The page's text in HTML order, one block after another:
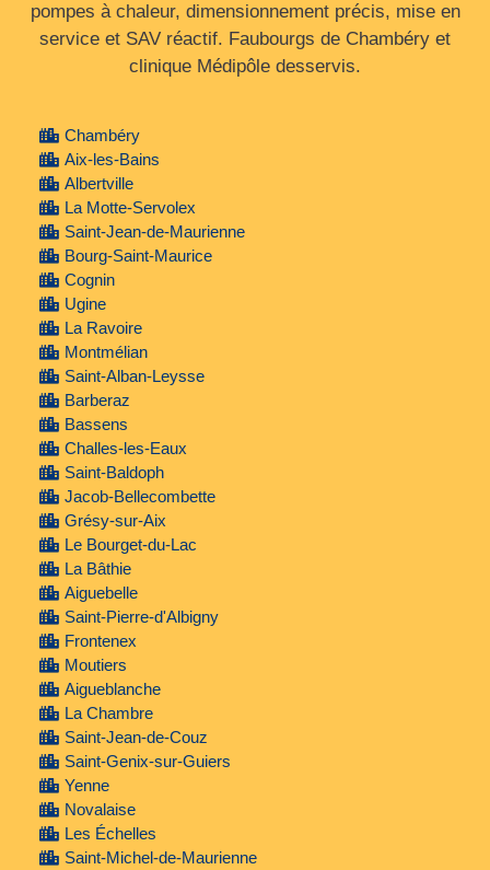
pompes à chaleur, dimensionnement précis, mise en
service et SAV réactif. Faubourgs de Chambéry et
clinique Médipôle desservis.
Chambéry
Aix-les-Bains
Albertville
La Motte-Servolex
Saint-Jean-de-Maurienne
Bourg-Saint-Maurice
Cognin
Ugine
La Ravoire
Montmélian
Saint-Alban-Leysse
Barberaz
Bassens
Challes-les-Eaux
Saint-Baldoph
Jacob-Bellecombette
Grésy-sur-Aix
Le Bourget-du-Lac
La Bâthie
Aiguebelle
Saint-Pierre-d'Albigny
Frontenex
Moutiers
Aigueblanche
La Chambre
Saint-Jean-de-Couz
Saint-Genix-sur-Guiers
Yenne
Novalaise
Les Échelles
Saint-Michel-de-Maurienne